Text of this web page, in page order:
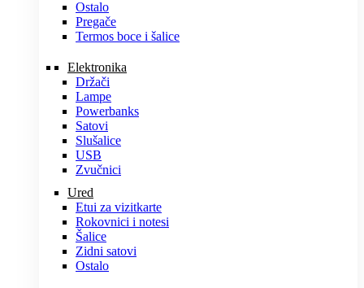
Ostalo
Pregače
Termos boce i šalice
Elektronika
Držači
Lampe
Powerbanks
Satovi
Slušalice
USB
Zvučnici
Ured
Etui za vizitkarte
Rokovnici i notesi
Šalice
Zidni satovi
Ostalo